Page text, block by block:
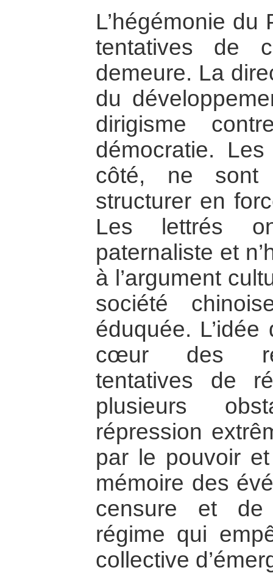
L’hégémonie
tentatives de
demeure. La
du
dirigisme
démocratie.
côté, ne
structurer en
Les lettrés
paternaliste et
à l’argument
société
éduquée. L’idée
cœur des
tentatives de
plusieurs
répression
par le pouvoir
mémoire des
censure et
régime qui
collective